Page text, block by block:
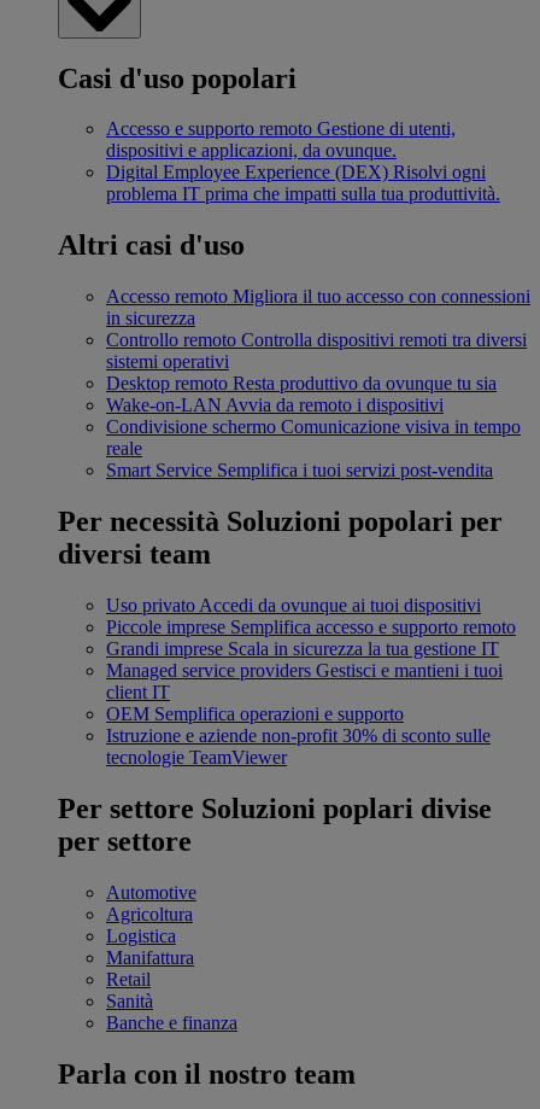
Casi d'uso popolari
Accesso e supporto remoto Gestione di utenti,
dispositivi e applicazioni, da ovunque.
Digital Employee Experience (DEX) Risolvi ogni
problema IT prima che impatti sulla tua produttività.
Altri casi d'uso
Accesso remoto Migliora il tuo accesso con connessioni
in sicurezza
Controllo remoto Controlla dispositivi remoti tra diversi
sistemi operativi
Desktop remoto Resta produttivo da ovunque tu sia
Wake-on-LAN Avvia da remoto i dispositivi
Condivisione schermo Comunicazione visiva in tempo
reale
Smart Service Semplifica i tuoi servizi post-vendita
Per necessità Soluzioni popolari per
diversi team
Uso privato Accedi da ovunque ai tuoi dispositivi
Piccole imprese Semplifica accesso e supporto remoto
Grandi imprese Scala in sicurezza la tua gestione IT
Managed service providers Gestisci e mantieni i tuoi
client IT
OEM Semplifica operazioni e supporto
Istruzione e aziende non-profit 30% di sconto sulle
tecnologie TeamViewer
Per settore Soluzioni poplari divise
per settore
Automotive
Agricoltura
Logistica
Manifattura
Retail
Sanità
Banche e finanza
Parla con il nostro team